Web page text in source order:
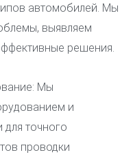
автомобилей. Мы
выявляем
решения.
Мы
и
точного
проводки